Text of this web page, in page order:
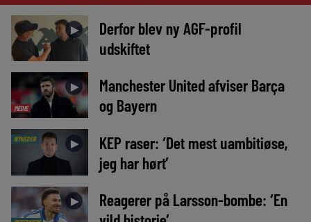
►
Derfor blev ny AGF-profil
udskiftet
MEDIE
►
Manchester United afviser Barça
og Bayern
NYHEDER ►
KEP raser: ‘Det mest uambitiøse,
jeg har hørt’
►
Reagerer på Larsson-bombe: ‘En